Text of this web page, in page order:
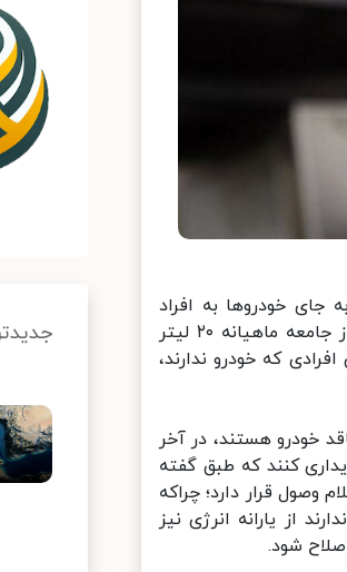
خودروها به افراد
خانواده ها تخصیص داده شود. در این طرح پیش بینی شده به هر فرد از جامعه ماهیانه ۲۰ لیتر
که خودرو ندارند،
خودرو هستند، در آخر
کنند که طبق گفته
قرار دارد؛ چراکه
که خودرو ندارند از یارانه انرژی نیز
شود.